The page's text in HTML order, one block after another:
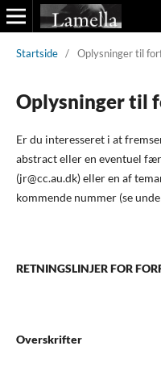
Startside / Oplysninger til
Oplysninger til
Er du interesseret i at
abstract eller en eventuel
(jr@cc.au.dk) eller en af
kommende nummer (se
RETNINGSLINJER FOR
Overskrifter